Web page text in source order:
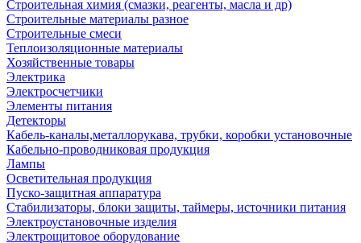
Строительная химия (смазки, реагенты, масла и др)
Строительные материалы разное
Строительные смеси
Теплоизоляционные материалы
Хозяйственные товары
Электрика
Электросчетчики
Элементы питания
Детекторы
Кабель-каналы,металлорукава, трубки, коробки установочные
Кабельно-проводниковая продукция
Лампы
Осветительная продукция
Пуско-защитная аппаратура
Стабилизаторы, блоки защиты, таймеры, источники питания
Электроустановочные изделия
Электрощитовое оборудование